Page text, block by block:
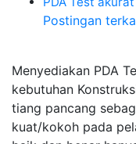
Postingan
Menyediakan PDA
kebutuhan
tiang pancang
kuat/kokoh pada